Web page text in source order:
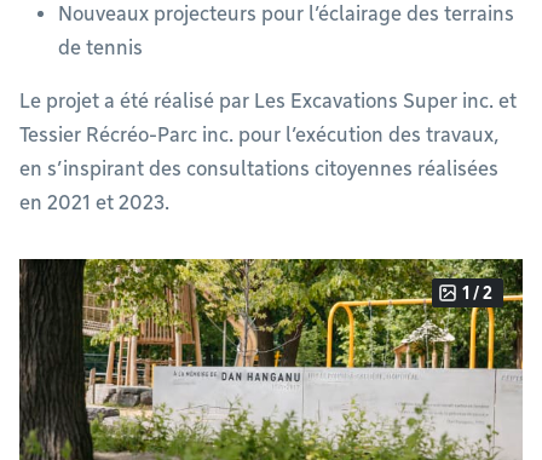
Nouveaux projecteurs pour l’éclairage des terrains
de tennis
Le projet a été réalisé par Les Excavations Super inc. et
Tessier Récréo-Parc inc. pour l’exécution des travaux,
en s’inspirant des consultations citoyennes réalisées
en 2021 et 2023.
1 / 2